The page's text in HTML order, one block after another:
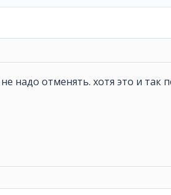
надо отменять. хотя это и так